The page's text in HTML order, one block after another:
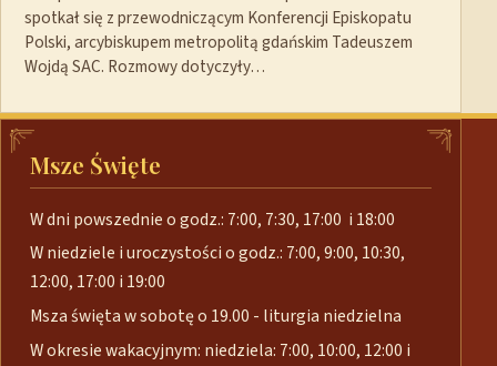
spotkał się z przewodniczącym Konferencji Episkopatu
Polski, arcybiskupem metropolitą gdańskim Tadeuszem
Wojdą SAC. Rozmowy dotyczyły…
Msze Święte
W dni powszednie o godz.: 7:00, 7:30, 17:00 i 18:00
W niedziele i uroczystości o godz.: 7:00, 9:00, 10:30,
12:00, 17:00 i 19:00
Msza święta w sobotę o 19.00 - liturgia niedzielna
W okresie wakacyjnym: niedziela: 7:00, 10:00, 12:00 i